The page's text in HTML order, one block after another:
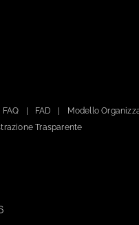
FAQ FAD Modello
Trasparente